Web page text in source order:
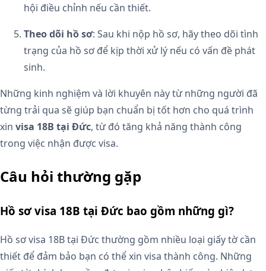
hội điều chỉnh nếu cần thiết.
Theo dõi hồ sơ: Sau khi nộp hồ sơ, hãy theo dõi tình
trạng của hồ sơ để kịp thời xử lý nếu có vấn đề phát
sinh.
Những kinh nghiệm và lời khuyên này từ những người đã
từng trải qua sẽ giúp bạn chuẩn bị tốt hơn cho quá trình
xin visa 18B tại Đức, từ đó tăng khả năng thành công
trong việc nhận được visa.
Câu hỏi thường gặp
Hồ sơ visa 18B tại Đức bao gồm những gì?
Hồ sơ visa 18B tại Đức thường gồm nhiều loại giấy tờ cần
thiết để đảm bảo bạn có thể xin visa thành công. Những